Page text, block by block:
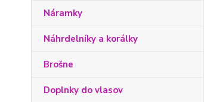
Náramky
Náhrdelníky a korálky
Brošne
Doplnky do vlasov